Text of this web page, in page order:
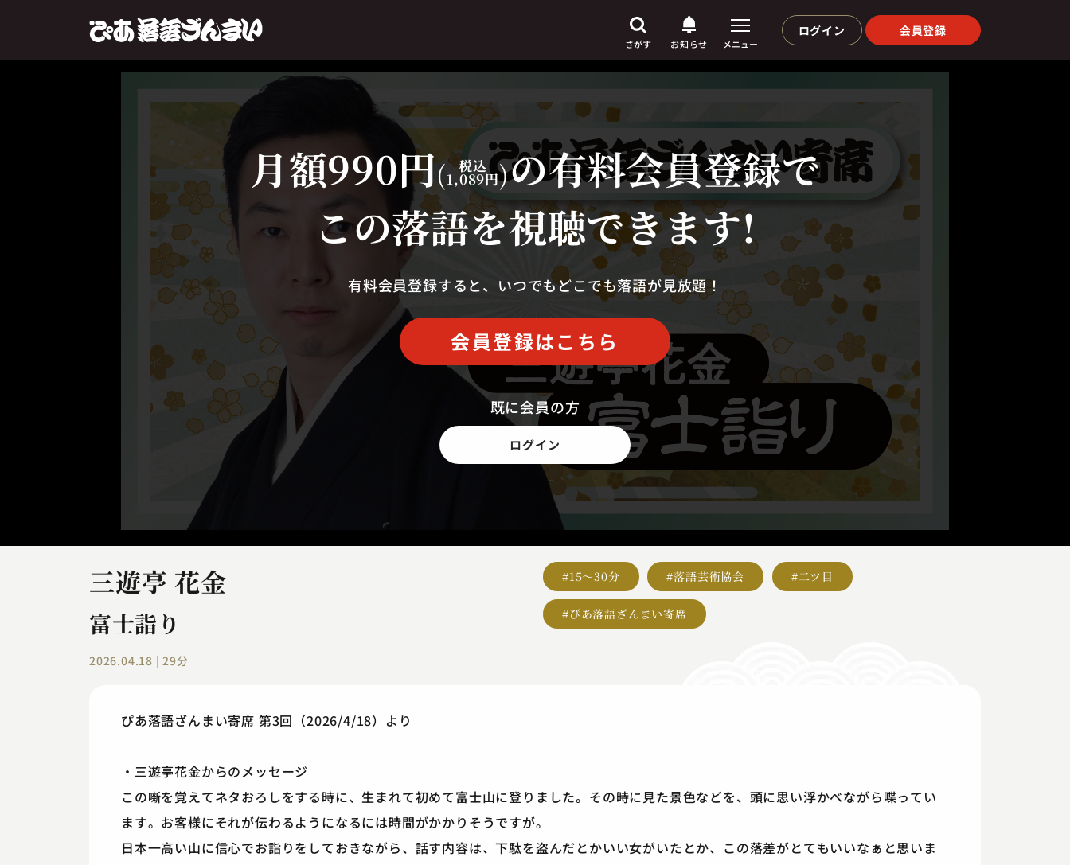
さがす
芸人 からさがす
からさがす
上演時間からさがす
お知らせ メニュー
ログイン 会員登録
月額990円( 税込
1,089円)の有料会員登録で
この落語を視聴できます!
有料会員登録すると、いつでもどこでも落語が見放題！
会員登録はこちら
既に会員の方
ログイン
三遊亭 花金
富士詣り
2026.04.18 | 29分
#15～30分 #落語芸術協会 #二ツ目
#ぴあ落語ざんまい寄席
ぴあ落語ざんまい寄席 第3回（2026/4/18）より
・三遊亭花金からのメッセージ
この噺を覚えてネタおろしをする時に、生まれて初めて富士山に登りました。その時に見た景色などを、頭に思い浮かべながら喋ってい
ます。お客様にそれが伝わるようになるには時間がかかりそうですが。
日本一高い山に信心でお詣りをしておきながら、話す内容は、下駄を盗んだとかいい女がいたとか、この落差がとてもいいなぁと思いま